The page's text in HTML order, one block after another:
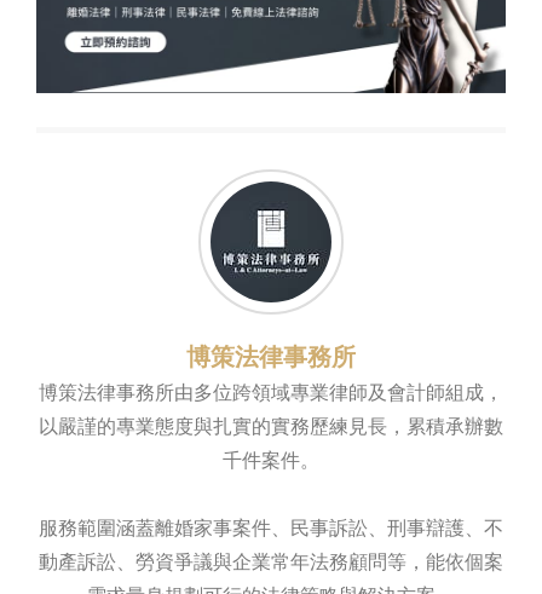
博策法律事務所
博策法律事務所由多位跨領域專業律師及會計師組成，
以嚴謹的專業態度與扎實的實務歷練見長，累積承辦數
千件案件。
服務範圍涵蓋離婚家事案件、民事訴訟、刑事辯護、不
動產訴訟、勞資爭議與企業常年法務顧問等，能依個案